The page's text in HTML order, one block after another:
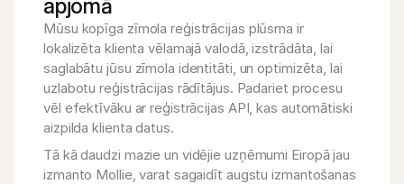
apjomā
Mūsu kopīga zīmola reģistrācijas plūsma ir
lokalizēta klienta vēlamajā valodā, izstrādāta, lai
saglabātu jūsu zīmola identitāti, un optimizēta, lai
uzlabotu reģistrācijas rādītājus. Padariet procesu
vēl efektīvāku ar reģistrācijas API, kas automātiski
aizpilda klienta datus.
Tā kā daudzi mazie un vidējie uzņēmumi Eiropā jau
izmanto Mollie, varat sagaidīt augstu izmantošanas